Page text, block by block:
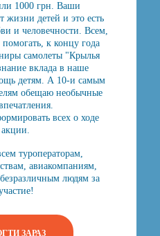
1000 грн. Ваши
жизни детей и это есть
и человечности. Всем,
к концу года
самолеты "Крылья
вклада в наше
детям. А 10-и самым
обещаю необычные
всех о ходе
акции.
туроператорам,
авиакомпаниям,
людям за
ЗАРАЗ